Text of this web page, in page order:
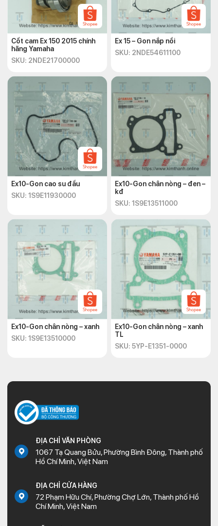
Cốt cam Ex 150 2015 chính
hãng Yamaha
SKU: 2NDE21700000
Ex 15 – Gon nắp nồi
SKU: 2NDE54611100
Ex10-Gon cao su đầu
SKU: 1S9E11930000
Ex10-Gon chân nòng – đen –
kđ
SKU: 1S9E13511000
Ex10-Gon chân nòng – xanh
SKU: 1S9E13510000
Ex10-Gon chân nòng – xanh
TL
SKU: 5YP-E1351-0000
ĐỊA CHỈ VĂN PHÒNG
1067 Tạ Quang Bửu, Phường Bình Đông, Thành phố
Hồ Chí Minh, Việt Nam
ĐỊA CHỈ CỬA HÀNG
72 Phạm Hữu Chí, Phường Chợ Lớn, Thành phố Hồ
Chí Minh, Việt Nam